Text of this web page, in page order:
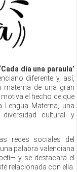
‘Cada dia una paraula’
diferente y, así,
materna de una gran
el hecho de que
Materna, una
cultural y
redes sociales del
palabra valenciana
y se destacará el
relacionada con ella.